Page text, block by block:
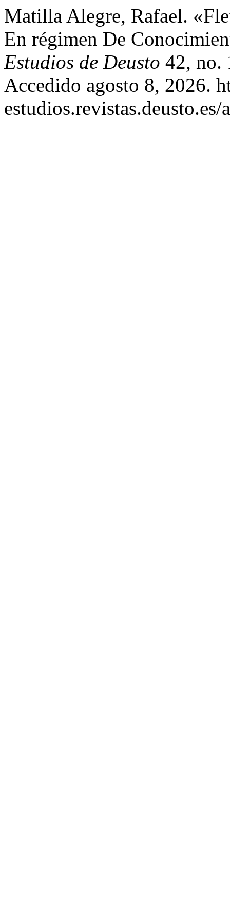
Matilla Alegre, Rafael.
En régimen De
Estudios de Deusto 42, no.
Accedido agosto 8, 2026.